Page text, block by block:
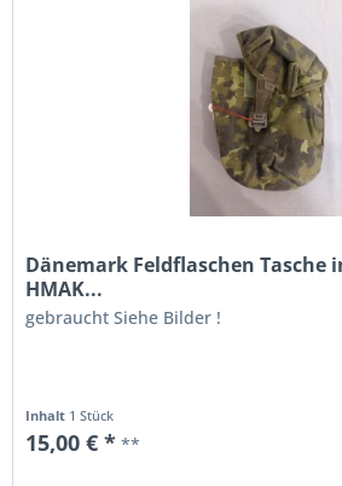
Dänemark Feldflaschen Tasche
HMAK...
gebraucht Siehe Bilder !
Inhalt 1 Stück
15,00 € * **